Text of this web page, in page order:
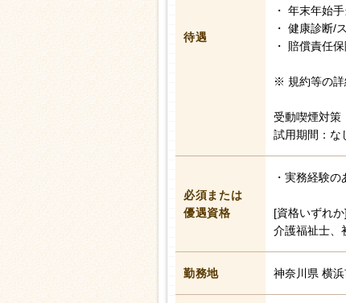
待遇
・ 年末年始手
・ 健康診断/
・ 賠償責任
※ 規約等の詳
受動喫煙対策
試用期間：な
必須または
優遇資格
・実務経験の
[資格いずれか]
介護福祉士、
勤務地 神奈川県 横